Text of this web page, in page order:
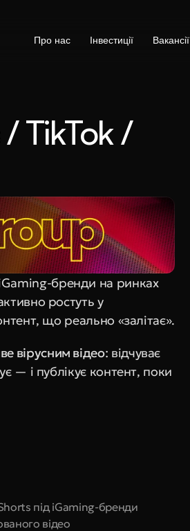
Про нас Інвестиції Вакансії
TikTok /
бренди на ринках
ростуть у
що реально «залітає».
вірусним відео: відчуває
— і публікує контент, поки
під iGaming-бренди
відео